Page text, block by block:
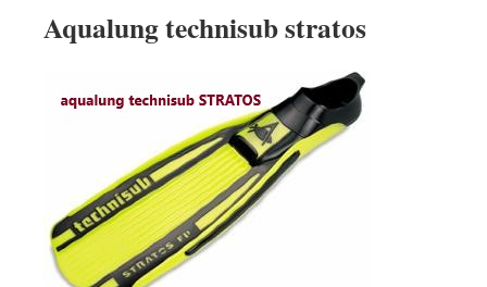
Aqualung technisub stratos